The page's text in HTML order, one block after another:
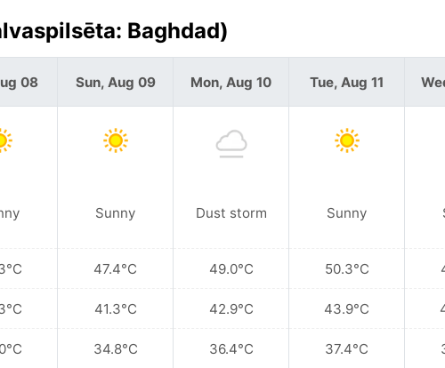
Baghdad)
08 Sun, Aug 09
Sunny
47.4°C
41.3°C
34.8°C
Mon, Aug 10
Dust storm
49.0°C
42.9°C
36.4°C
Tue, Aug 11
Sunny
50.3°C
43.9°C
37.4°C